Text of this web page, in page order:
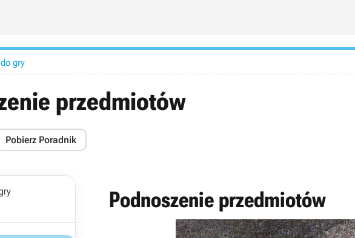
gry
przedmiotów
Pobierz Poradnik
Podnoszenie przedmiotów